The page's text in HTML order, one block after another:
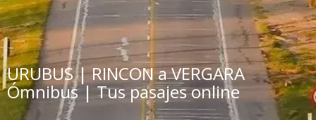
URUBUS | RINCON a VERGARA
Ómnibus | Tus pasajes online